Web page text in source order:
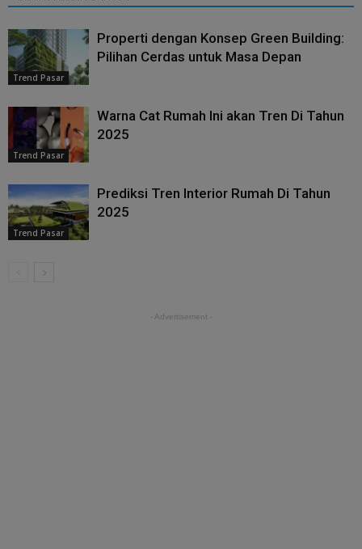
Trend Pasar
Properti dengan Konsep Green Building:
Pilihan Cerdas untuk Masa Depan
Trend Pasar
Warna Cat Rumah Ini akan Tren Di Tahun
2025
Trend Pasar
Prediksi Tren Interior Rumah Di Tahun
2025
- Advertisement -